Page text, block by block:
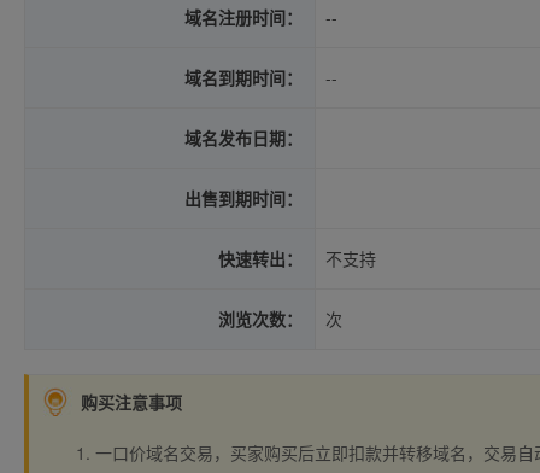
域名注册时间： --
域名到期时间： --
域名发布日期：
出售到期时间：
快速转出： 不支持
浏览次数： 次
购买注意事项
一口价域名交易，买家购买后立即扣款并转移域名，交易